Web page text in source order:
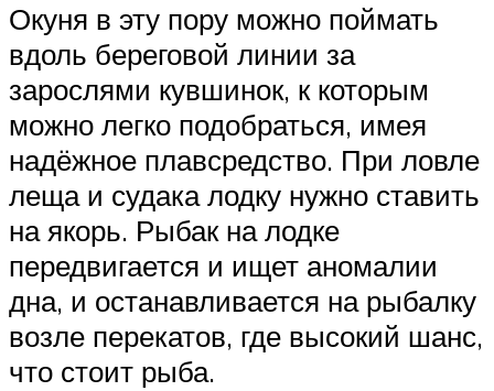
Окуня в эту пору можно поймать
вдоль береговой линии за
зарослями кувшинок, к которым
можно легко подобраться, имея
надёжное плавсредство. При ловле
леща и судака лодку нужно ставить
на якорь. Рыбак на лодке
передвигается и ищет аномалии
дна, и останавливается на рыбалку
возле перекатов, где высокий шанс,
что стоит рыба.